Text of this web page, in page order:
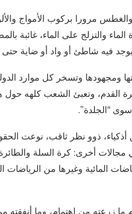
والغطس مرورا بركوب الأمواج
والتزلج على الماء، غائبة
فيه شاطئ أو واد أو ضاية
ومجهودها وتسخر كل موارد
القدم، وتعبئ الشعب كلهه حول
“الجلدة”.
أذكياء، ذوو نظر ثاقب، نوعت
أخرى: كرة السلة
المائية وغيرها من الرياضات